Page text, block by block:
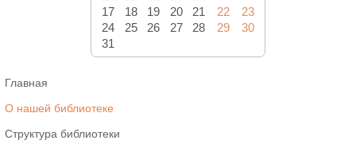
17
18 19 20 21 22
23
24
25 26 27 28 29
30
31
Главная
О нашей библиотеке
Структура библиотеки